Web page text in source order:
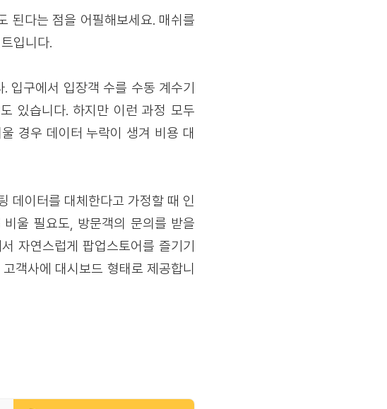
된다는 점을 어필해보세요. 매쉬를
입니다.
입구에서 입장객 수를 수동 계수기
있습니다. 하지만 이런 과정 모두
경우 데이터 누락이 생겨 비용 대
데이터를 대체한다고 가정할 때 인
울 필요도, 방문객의 문의를 받을
자연스럽게 팝업스토어를 즐기기
객사에 대시보드 형태로 제공합니